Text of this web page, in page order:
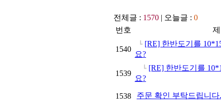
전체글 : 1570 | 오늘글 : 0
번호
1540
┗ [RE] 한반도기를
요?
1539
┗ [RE] 한반도기를
요?
1538 주문 확인 부탁드립니